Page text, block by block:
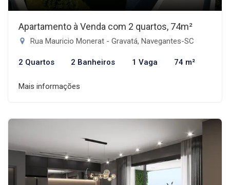
Apartamento à Venda com 2 quartos, 74m²
Rua Mauricio Monerat - Gravatá, Navegantes-SC
2 Quartos 2 Banheiros 1 Vaga 74 m²
Mais informações